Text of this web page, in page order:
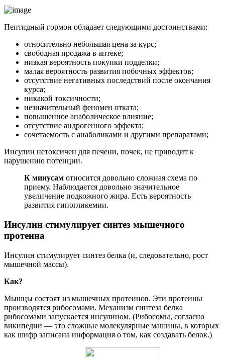
Пептидный гормон обладает следующими достоинствами:
относительно небольшая цена за курс;
свободная продажа в аптеке;
низкая вероятность покупки подделки;
малая вероятность развития побочных эффектов;
отсутствие негативных последствий после окончания
курса;
никакой токсичности;
незначительный феномен отката;
повышенное анаболическое влияние;
отсутствие андрогенного эффекта;
сочетаемость с анаболиками и другими препаратами;
Инсулин нетоксичен для печени, почек, не приводит к
нарушению потенции.
К минусам относится довольно сложная схема по
приему. Наблюдается довольно значительное
увеличение подкожного жира. Есть вероятность
развития гипогликемии.
Инсулин стимулирует синтез мышечного
протеина
Инсулин стимулирует синтез белка (и, следовательно, рост
мышечной массы).
Как?
Мышцы состоят из мышечных протеинов. Эти протеины
производятся рибосомами. Механизм синтеза белка
рибосомами запускается инсулином. (Рибосомы, согласно
википедии — это сложные молекулярные машины, в которых
как шифр записана информация о том, как создавать белок.)